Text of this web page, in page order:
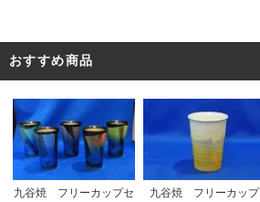
おすすめ商品
九谷焼 フリーカップセ
九谷焼 フリーカップ